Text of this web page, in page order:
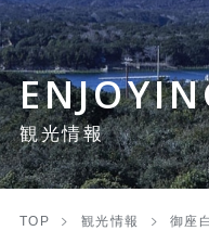
観光情報
TOP 観光情報 御座